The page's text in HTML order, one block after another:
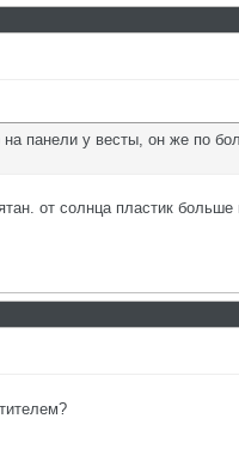
панели у весты, он же по
от солнца пластик